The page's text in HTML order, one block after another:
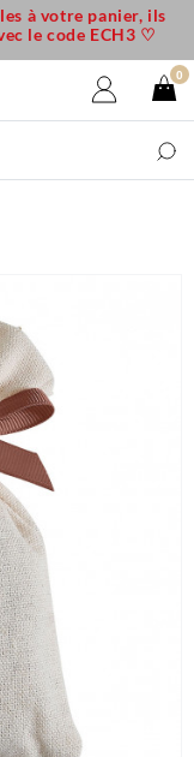
à votre panier, ils
le code ECH3 ♡
0